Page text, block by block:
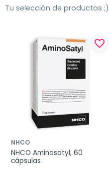
Tu selección de productos ;)
favorite_border
NHCO
NHCO Aminosatyl, 60
cápsulas